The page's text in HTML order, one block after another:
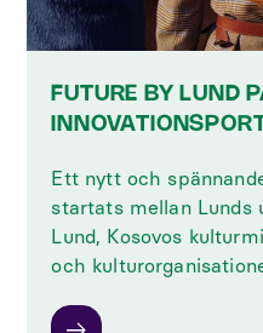
FUTURE BY LUND
Ett nytt och
startats mellan Lunds
Lund, Kosovos
och